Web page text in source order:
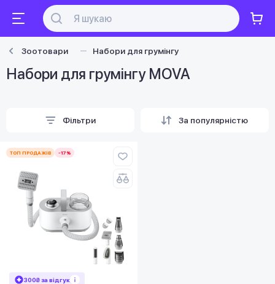
Зоотовари Набори для грумінгу
Набори для грумінгу MOVA
Фільтри За популярністю
ТОП ПРОДАЖІВ -17%
300₴ за відгук